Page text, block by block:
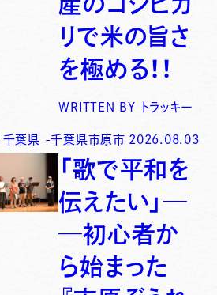
リで米の旨さ
を極める！！
WRITTEN BY トラッキー
千葉県 -千葉県市原市 2026.08.03
「歌で平和を
伝えたい」─
─初心者か
ら始まった